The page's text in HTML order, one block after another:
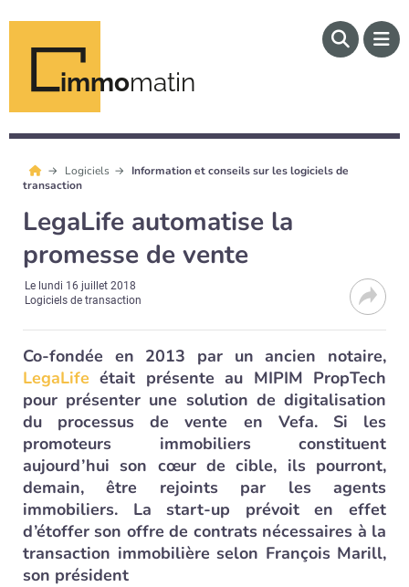
immomatin
Logiciels
Information et conseils sur les logiciels de
transaction
LegaLife automatise la
promesse de vente
Le lundi 16 juillet 2018
Logiciels de transaction
Co-fondée en 2013 par un ancien notaire,
LegaLife était présente au MIPIM PropTech
pour présenter une solution de digitalisation
du processus de vente en Vefa. Si les
promoteurs immobiliers constituent
aujourd’hui son cœur de cible, ils pourront,
demain, être rejoints par les agents
immobiliers. La start-up prévoit en effet
d’étoffer son offre de contrats nécessaires à la
transaction immobilière selon François Marill,
son président